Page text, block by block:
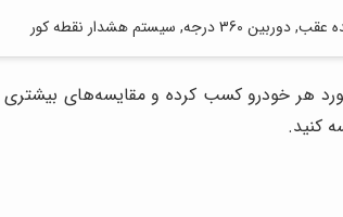
هر خودرو کسب کرده و مقایسه‌های
کنید.